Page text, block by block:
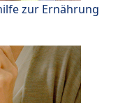
zur Ernährung